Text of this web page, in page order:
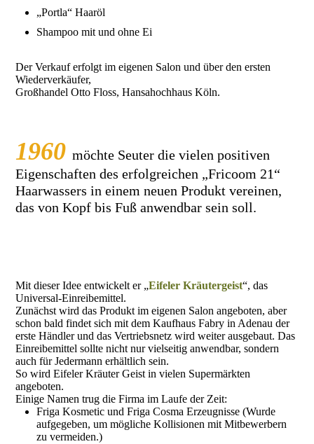
„Portla“ Haaröl
Shampoo mit und ohne Ei
Der Verkauf erfolgt im eigenen Salon und über den ersten
Wiederverkäufer,
Großhandel Otto Floss, Hansahochhaus Köln.
1960 möchte Seuter die vielen positiven
Eigenschaften des erfolgreichen „Fricoom 21“
Haarwassers in einem neuen Produkt vereinen,
das von Kopf bis Fuß anwendbar sein soll.
Mit dieser Idee entwickelt er „Eifeler Kräutergeist“, das
Universal-Einreibemittel.
Zunächst wird das Produkt im eigenen Salon angeboten, aber
schon bald findet sich mit dem Kaufhaus Fabry in Adenau der
erste Händler und das Vertriebsnetz wird weiter ausgebaut. Das
Einreibemittel sollte nicht nur vielseitig anwendbar, sondern
auch für Jedermann erhältlich sein.
So wird Eifeler Kräuter Geist in vielen Supermärkten
angeboten.
Einige Namen trug die Firma im Laufe der Zeit:
Friga Kosmetic und Friga Cosma Erzeugnisse (Wurde
aufgegeben, um mögliche Kollisionen mit Mitbewerbern
zu vermeiden.)